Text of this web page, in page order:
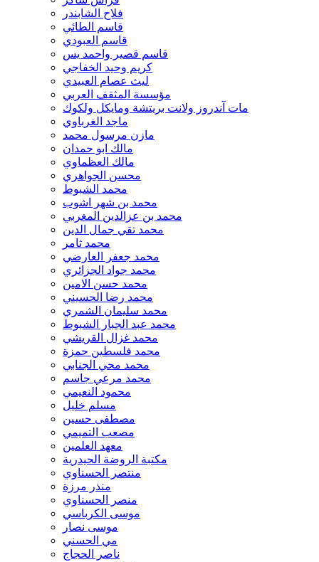
فلاح الشابندر
قاسم الطائي
قاسم العبودي
قاسم قصير واحمد يس
كريم وحيد الخفاجي
ليث عصام العبيدي
مؤسسة المثقف العربي
مات آندروز ولانت بريتشة ومايكل ولكوك
ماجد الغرباوي
مازن مرسول محمد
مالك ابو حمدان
مالك العظماوي
محسن الجواهري
محمد الشبوط
محمد بن شهر اشوب
محمد بن عزالدين المغربي
محمد تقي جمال الدين
محمد ثامر
محمد جعفر العارضي
محمد جواد الجزائري
محمد حسن الامين
محمد رضا الحسيني
محمد سليمان الشمري
محمد عبد الجبار الشبوط
محمد غزال القريشي
محمد فلسطين حمزة
محمد محي الجنابي
محمد مرعي جاسم
محمود النعيمي
مسلم خليل
مصطفى حسين
مصعب التميمي
معهد العلمين
مكتبة الروضة الحيدرية
منتصر الحسناوي
منذر مرزة
منصر الحسناوي
موسى الكرباسي
موسى نصار
مي الحسني
ناصر الحجاج